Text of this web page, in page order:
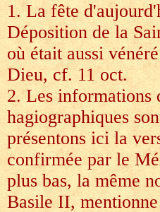
1. La fête
Déposition de la
où était aussi
Dieu, cf. 11 oct.
2. Les informations
hagiographiques
présentons ici la
confirmée par le
plus bas, la même
Basile II,